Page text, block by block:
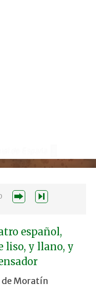
español,
liso, y llano, y
de Moratín